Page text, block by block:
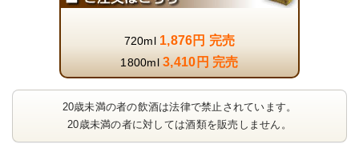
720ml 1,876円 完売
1800ml3,410円 完売
20歳未満の者の飲酒は法律で禁止されています。
20歳未満の者に対しては酒類を販売しません。